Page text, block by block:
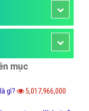
mục
gì? 5,017,966,000